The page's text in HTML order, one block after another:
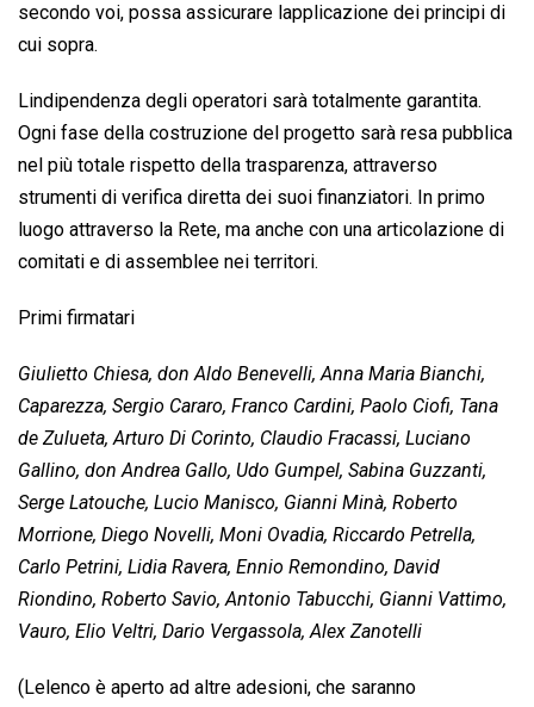
secondo voi, possa assicurare lapplicazione dei principi di
cui sopra.
Lindipendenza degli operatori sarà totalmente garantita.
Ogni fase della costruzione del progetto sarà resa pubblica
nel più totale rispetto della trasparenza, attraverso
strumenti di verifica diretta dei suoi finanziatori. In primo
luogo attraverso la Rete, ma anche con una articolazione di
comitati e di assemblee nei territori.
Primi firmatari
Giulietto Chiesa, don Aldo Benevelli, Anna Maria Bianchi,
Caparezza, Sergio Cararo, Franco Cardini, Paolo Ciofi, Tana
de Zulueta, Arturo Di Corinto, Claudio Fracassi, Luciano
Gallino, don Andrea Gallo, Udo Gumpel, Sabina Guzzanti,
Serge Latouche, Lucio Manisco, Gianni Minà, Roberto
Morrione, Diego Novelli, Moni Ovadia, Riccardo Petrella,
Carlo Petrini, Lidia Ravera, Ennio Remondino, David
Riondino, Roberto Savio, Antonio Tabucchi, Gianni Vattimo,
Vauro, Elio Veltri, Dario Vergassola, Alex Zanotelli
(Lelenco è aperto ad altre adesioni, che saranno